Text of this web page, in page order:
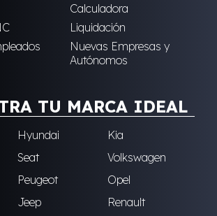
Calculadora
Liquidación
Nuevas Empresas y
Autónomos
TU MARCA IDEAL
Hyundai
Kia
Seat
Volkswagen
Peugeot
Opel
Jeep
Renault